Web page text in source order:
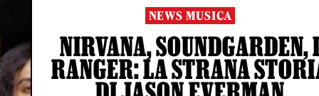
NEWS MUSICA
NIRVANA, SOUNDGARDEN,
RANGER: LA STRANA